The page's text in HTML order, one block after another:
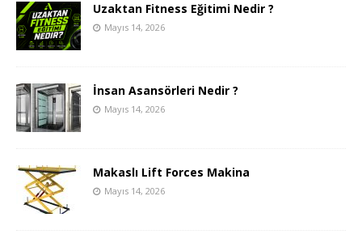
Uzaktan Fitness Eğitimi Nedir ?
Mayıs 14, 2026
İnsan Asansörleri Nedir ?
Mayıs 14, 2026
Makaslı Lift Forces Makina
Mayıs 14, 2026